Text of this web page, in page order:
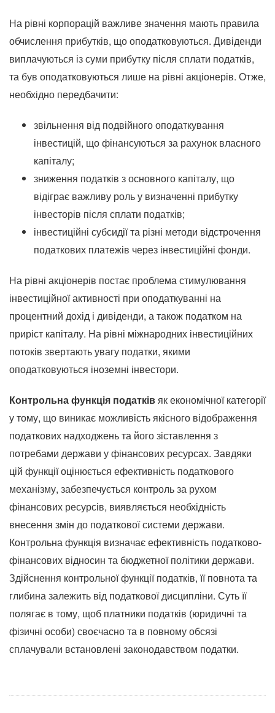
На рівні корпорацій важливе значення мають правила
обчислення прибутків, що оподатковуються. Дивіденди
виплачуються із суми прибутку після сплати податків,
та був оподатковуються лише на рівні акціонерів. Отже,
необхідно передбачити:
звільнення від подвійного оподаткування
інвестицій, що фінансуються за рахунок власного
капіталу;
зниження податків з основного капіталу, що
відіграє важливу роль у визначенні прибутку
інвесторів після сплати податків;
інвестиційні субсидії та різні методи відстрочення
податкових платежів через інвестиційні фонди.
На рівні акціонерів постає проблема стимулювання
інвестиційної активності при оподаткуванні на
процентний дохід і дивіденди, а також податком на
приріст капіталу. На рівні міжнародних інвестиційних
потоків звертають увагу податки, якими
оподатковуються іноземні інвестори.
Контрольна функція податківяк економічної категорії
у тому, що виникає можливість якісного відображення
податкових надходжень та його зіставлення з
потребами держави у фінансових ресурсах. Завдяки
цій функції оцінюється ефективність податкового
механізму, забезпечується контроль за рухом
фінансових ресурсів, виявляється необхідність
внесення змін до податкової системи держави.
Контрольна функція визначає ефективність податково-
фінансових відносин та бюджетної політики держави.
Здійснення контрольної функції податків, її повнота та
глибина залежить від податкової дисципліни. Суть її
полягає в тому, щоб платники податків (юридичні та
фізичні особи) своєчасно та в повному обсязі
сплачували встановлені законодавством податки.